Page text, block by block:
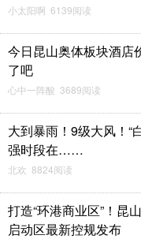
小太阳啊 6139阅读
今日昆山奥体板块酒店
了吧
心中一阵酸 3689阅读
大到暴雨！9级大风！“
强时段在……
北欢 8824阅读
打造“环港商业区”！昆
启动区最新控规发布